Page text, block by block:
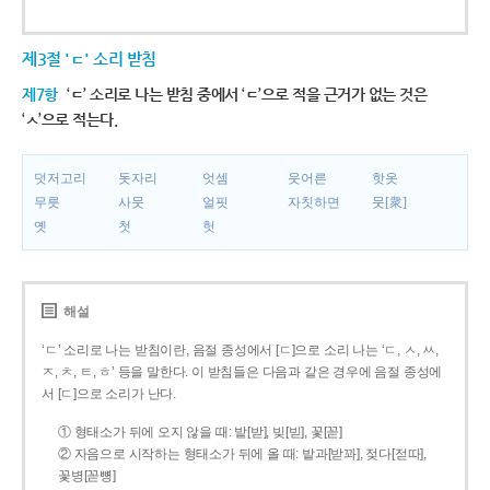
제3절 'ㄷ' 소리 받침
제7항 ‘ㄷ’ 소리로 나는 받침 중에서 ‘ㄷ’으로 적을 근거가 없는 것은
‘ㅅ’으로 적는다.
덧저고리 돗자리 엇셈 웃어른
핫옷
무릇
사뭇 얼핏 자칫하면
뭇[衆]
옛
첫 헛
해설
‘ㄷ’ 소리로 나는 받침이란, 음절 종성에서 [ㄷ]으로 소리 나는 ‘ㄷ, ㅅ, ㅆ,
ㅈ, ㅊ, ㅌ, ㅎ’ 등을 말한다. 이 받침들은 다음과 같은 경우에 음절 종성에
서 [ㄷ]으로 소리가 난다.
① 형태소가 뒤에 오지 않을 때: 밭[받], 빚[빋], 꽃[꼳]
② 자음으로 시작하는 형태소가 뒤에 올 때: 밭과[받꽈], 젖다[젇따],
꽃병[꼳뼝]